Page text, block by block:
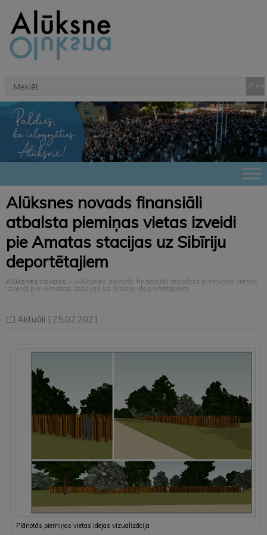
Alūksnes novads finansiāli
atbalsta piemiņas vietas izveidi
pie Amatas stacijas uz Sibīriju
deportētajiem
Alūksnes novads > Alūksnes novads finansiāli atbalsta piemiņas vietas
izveidi pie Amatas stacijas uz Sibīriju deportētajiem
Aktuāli | 25.02.2021
Plānotās piemiņas vietas idejas vizualizācija